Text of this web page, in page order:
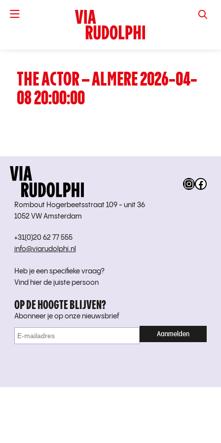
VIA
THE ACTOR – ALMERE 2026-04-
08 20:00:00
Rombout Hogerbeetsstraat 109 - unit 36
1052 VW Amsterdam
+31(0)20 62 77 555
info@viarudolphi.nl
Heb je een specifieke vraag?
Vind hier de juiste persoon
OP DE HOOGTE BLIJVEN?
Abonneer je op onze nieuwsbrief